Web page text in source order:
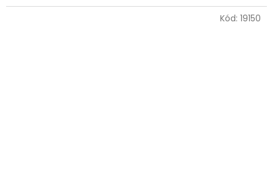
Kód: 19150